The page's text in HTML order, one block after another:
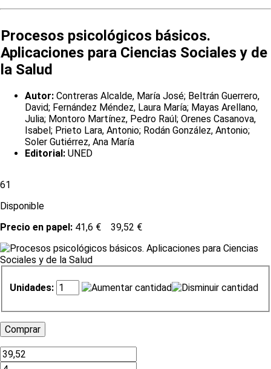
Procesos psicológicos básicos.
Aplicaciones para Ciencias Sociales y de
la Salud
Autor: Contreras Alcalde, María José; Beltrán Guerrero,
David; Fernández Méndez, Laura María; Mayas Arellano,
Julia; Montoro Martínez, Pedro Raúl; Orenes Casanova,
Isabel; Prieto Lara, Antonio; Rodán González, Antonio;
Soler Gutiérrez, Ana María
Editorial: UNED
61
Disponible
Precio en papel: 41,6 € 39,52 €
Unidades: